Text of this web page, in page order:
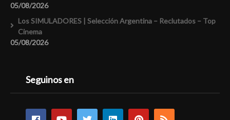
05/08/2026
Los SIMULADORES | Selección Argentina – Reclutados – Top
Cinema
05/08/2026
Seguinos en